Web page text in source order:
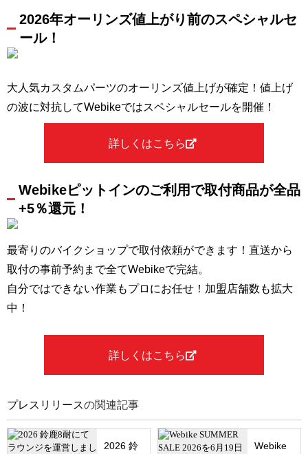
2026年オーリンズ値上がり前のスペシャルセ
ール！
大人気カスタムパーツのオーリンズ値上げが確定！値上げ
の波に対抗してWebikeではスペシャルセールを開催！
詳しくはこちら
Webikeピットインのご利用で取付商品が全品
+5％還元！
最寄りのバイクショップで取付依頼ができます！直送から
取付の事前予約まで全てWebikeで完結。
自分ではできない作業もプロにお任せ！加盟店舗数も拡大
中！
詳しくはこちら
プレスリリースの関連記事
2026 鈴
Webike